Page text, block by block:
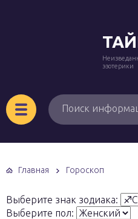
эзотерики
Главная Гороскоп
Выберите знак зодиака:
Выберите пол: